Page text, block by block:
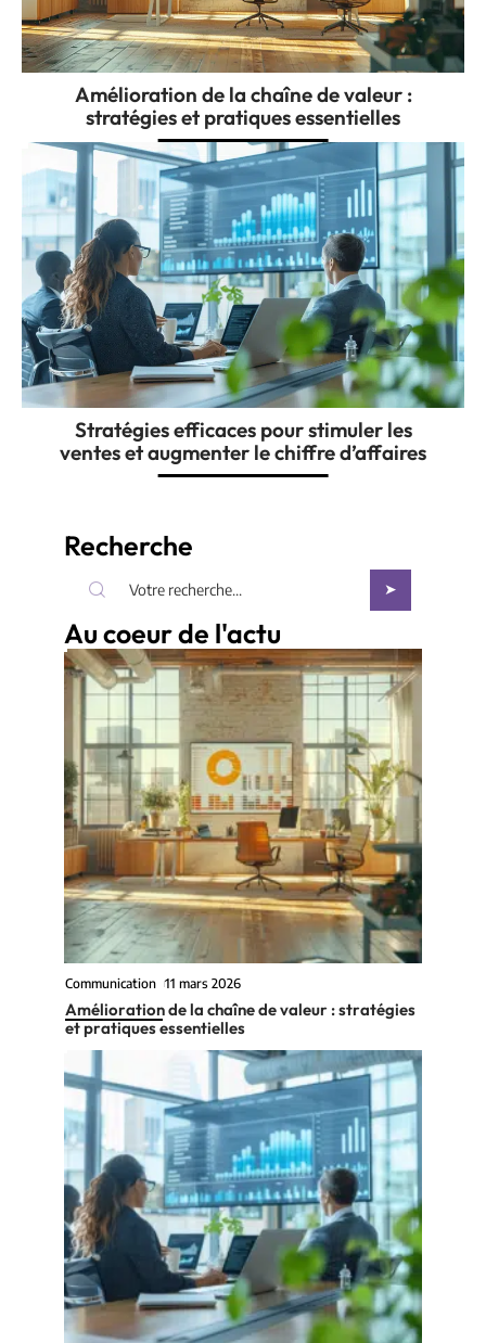
Amélioration de la chaîne de valeur :
stratégies et pratiques essentielles
Stratégies efficaces pour stimuler les
ventes et augmenter le chiffre d’affaires
Recherche
Au coeur de l'actu
Communication 11 mars 2026
Amélioration de la chaîne de valeur : stratégies
et pratiques essentielles